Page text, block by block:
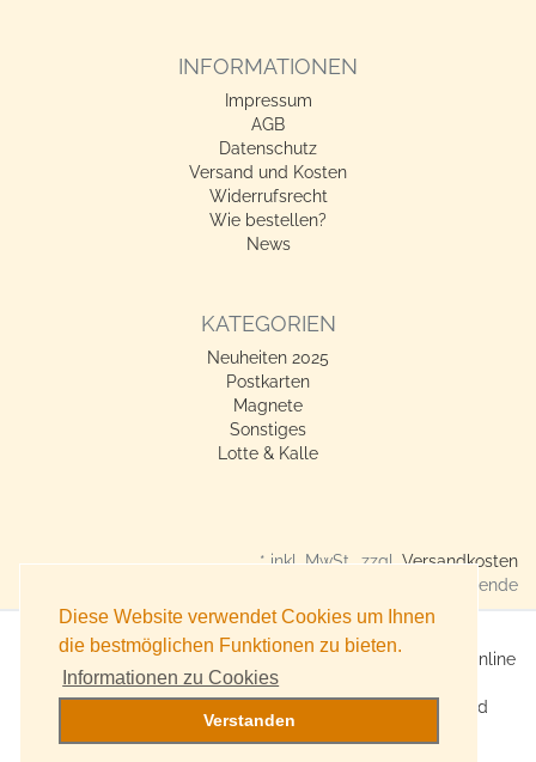
INFORMATIONEN
Impressum
AGB
Datenschutz
Versand und Kosten
Widerrufsrecht
Wie bestellen?
News
KATEGORIEN
Neuheiten 2025
Postkarten
Magnete
Sonstiges
Lotte & Kalle
* inkl. MwSt., zzgl.Versandkosten
Verkauf nur an Gewerbetreibende
X360° Postkarten-Shop - Geschenkideen für alle Anlässe online
kaufen
Online Versand für Trend-Produkte, Lifestyle-Artikel und
Accessoires
Diese Website verwendet Cookies um Ihnen
die bestmöglichen Funktionen zu bieten.
Informationen zu Cookies
Verstanden